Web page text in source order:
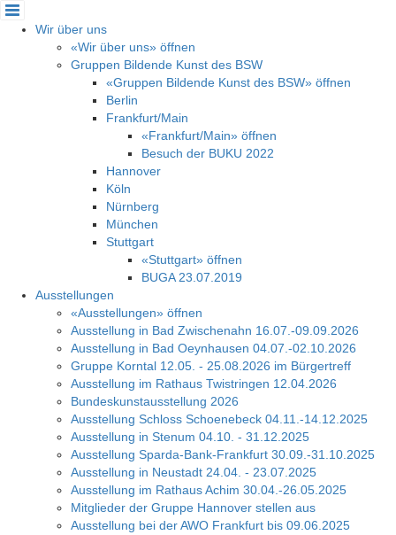
Wir über uns
«Wir über uns» öffnen
Gruppen Bildende Kunst des BSW
«Gruppen Bildende Kunst des BSW» öffnen
Berlin
Frankfurt/Main
«Frankfurt/Main» öffnen
Besuch der BUKU 2022
Hannover
Köln
Nürnberg
München
Stuttgart
«Stuttgart» öffnen
BUGA 23.07.2019
Ausstellungen
«Ausstellungen» öffnen
Ausstellung in Bad Zwischenahn 16.07.-09.09.2026
Ausstellung in Bad Oeynhausen 04.07.-02.10.2026
Gruppe Korntal 12.05. - 25.08.2026 im Bürgertreff
Ausstellung im Rathaus Twistringen 12.04.2026
Bundeskunstausstellung 2026
Ausstellung Schloss Schoenebeck 04.11.-14.12.2025
Ausstellung in Stenum 04.10. - 31.12.2025
Ausstellung Sparda-Bank-Frankfurt 30.09.-31.10.2025
Ausstellung in Neustadt 24.04. - 23.07.2025
Ausstellung im Rathaus Achim 30.04.-26.05.2025
Mitglieder der Gruppe Hannover stellen aus
Ausstellung bei der AWO Frankfurt bis 09.06.2025
Cookie-Einstellungen